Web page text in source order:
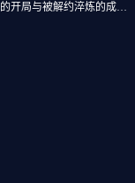
的开局与被解约淬炼的成长